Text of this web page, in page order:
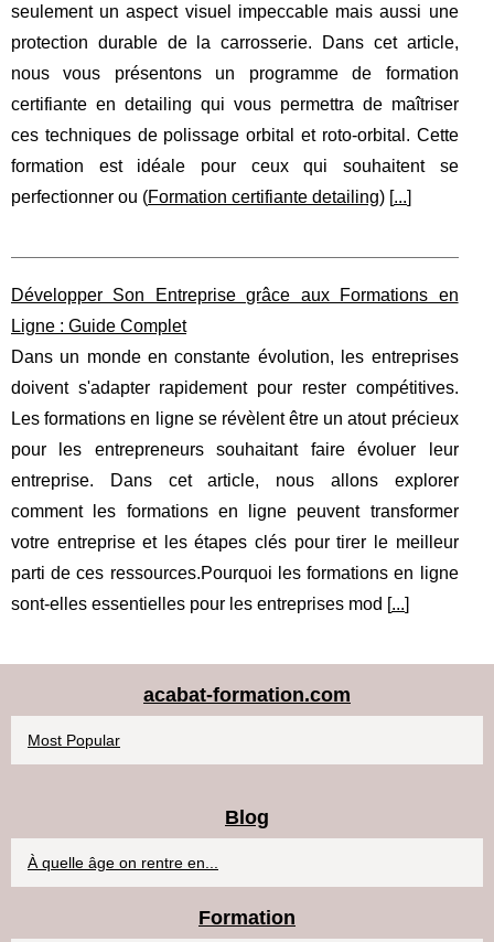
seulement un aspect visuel impeccable mais aussi une
protection durable de la carrosserie. Dans cet article,
nous vous présentons un programme de formation
certifiante en detailing qui vous permettra de maîtriser
ces techniques de polissage orbital et roto-orbital. Cette
formation est idéale pour ceux qui souhaitent se
perfectionner ou (Formation certifiante detailing) [...]
Développer Son Entreprise grâce aux Formations en
Ligne : Guide Complet
Dans un monde en constante évolution, les entreprises
doivent s'adapter rapidement pour rester compétitives.
Les formations en ligne se révèlent être un atout précieux
pour les entrepreneurs souhaitant faire évoluer leur
entreprise. Dans cet article, nous allons explorer
comment les formations en ligne peuvent transformer
votre entreprise et les étapes clés pour tirer le meilleur
parti de ces ressources.Pourquoi les formations en ligne
sont-elles essentielles pour les entreprises mod [...]
acabat-formation.com
Most Popular
Blog
À quelle âge on rentre en...
Formation